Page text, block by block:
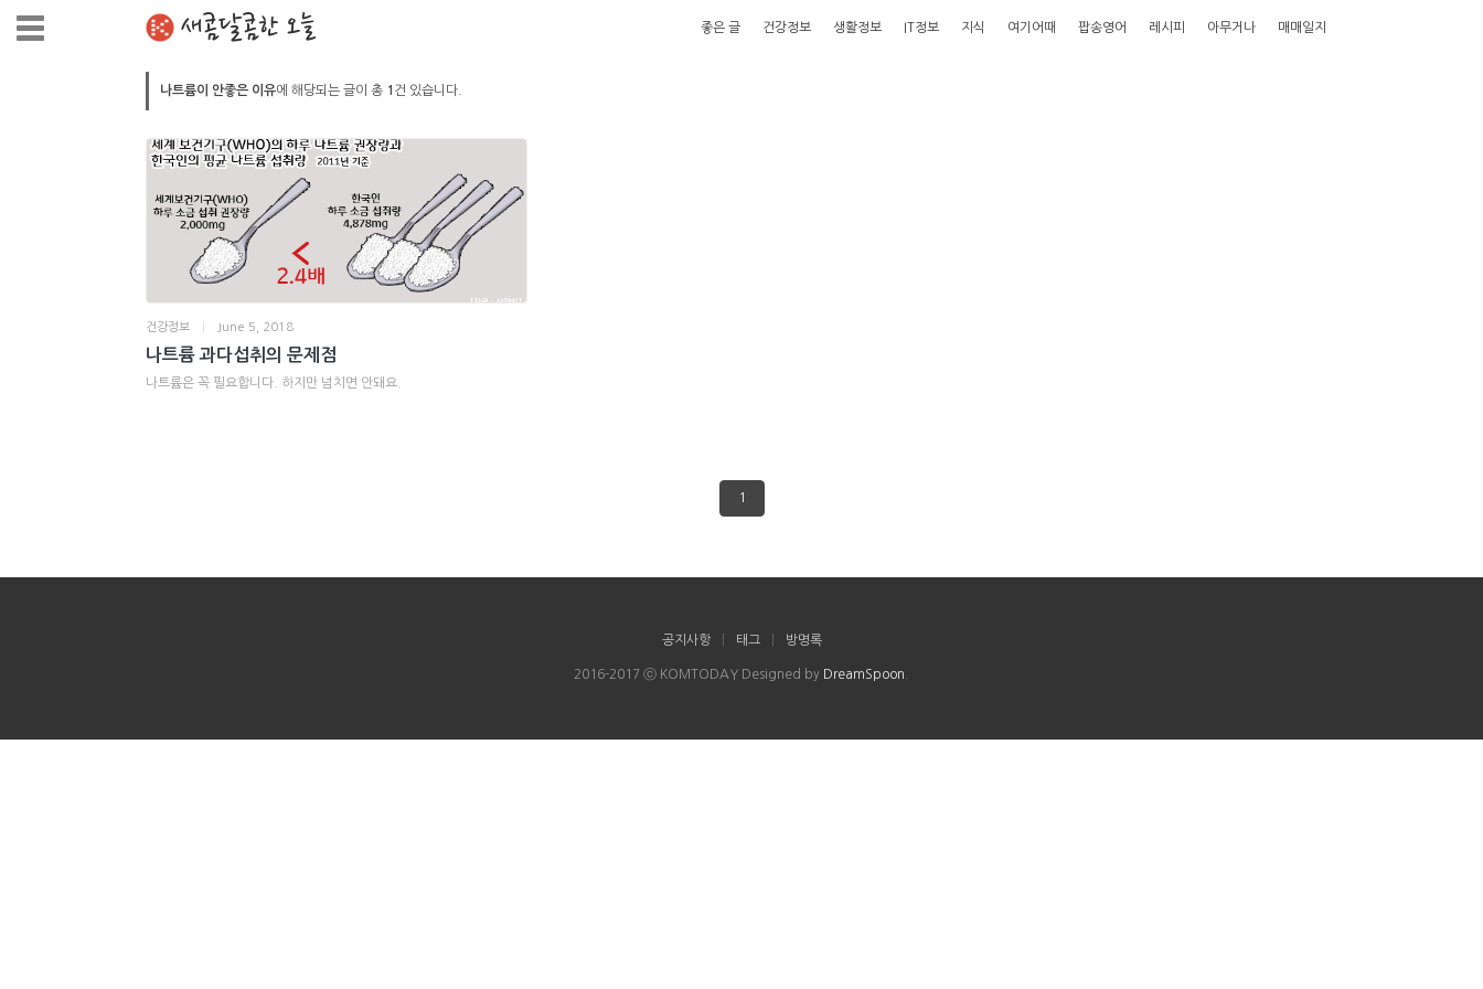
새콤달콤한 오늘 좋은 글 건강정보 생활정보 IT정보 지식 여기어때 팝송영어 레시피 아무거나 매매일지
나트륨이 안좋은 이유에 해당되는 글이 총 1 건 있습니다.
건강정보 June 5, 2018
나트륨 과다섭취의 문제점
나트륨은 꼭 필요합니다. 하지만 넘치면 안돼요.
1
공지사항 태그 방명록
2016-2017 ⓒ KOMTODAY Designed by DreamSpoon